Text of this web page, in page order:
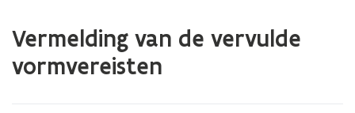
zich
Vermelding van de vervulde
vormvereisten